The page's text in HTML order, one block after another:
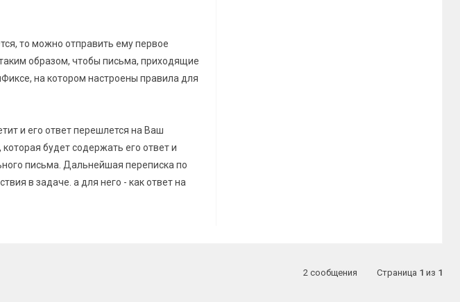
то можно отправить ему первое
образом, чтобы письма, приходящие
на котором настроены правила для
и его ответ перешлется на Ваш
будет содержать его ответ и
письма. Дальнейшая переписка по
в задаче. а для него - как ответ на
2 сообщения Страница 1 из 1